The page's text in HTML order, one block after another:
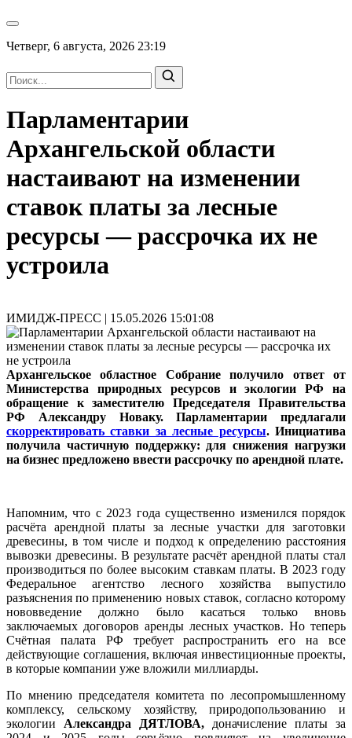
Четверг, 6 августа, 2026 23:19
Парламентарии
Архангельской области
настаивают на изменении
ставок платы за лесные
ресурсы — рассрочка их не
устроила
ИМИДЖ-ПРЕСС | 15.05.2026 15:01:08
Архангельское областное Собрание получило ответ от
Министерства природных ресурсов и экологии РФ на
обращение к заместителю Председателя Правительства
РФ Александру Новаку. Парламентарии предлагали
скорректировать ставки за лесные ресурсы. Инициатива
получила частичную поддержку: для снижения нагрузки
на бизнес предложено ввести рассрочку по арендной плате.
Напомним, что с 2023 года существенно изменился порядок
расчёта арендной платы за лесные участки для заготовки
древесины, в том числе и подход к определению расстояния
вывозки древесины. В результате расчёт арендной платы стал
производиться по более высоким ставкам платы. В 2023 году
Федеральное агентство лесного хозяйства выпустило
разъяснения по применению новых ставок, согласно которому
нововведение должно было касаться только вновь
заключаемых договоров аренды лесных участков. Но теперь
Счётная палата РФ требует распространить его на все
действующие соглашения, включая инвестиционные проекты,
в которые компании уже вложили миллиарды.
По мнению председателя комитета по лесопромышленному
комплексу, сельскому хозяйству, природопользованию и
экологии Александра ДЯТЛОВА, доначисление платы за